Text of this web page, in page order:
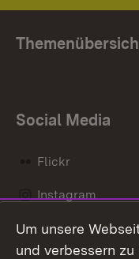
Social Media
Flickr
Instagram
Social Wall
Um unsere
und verbessern